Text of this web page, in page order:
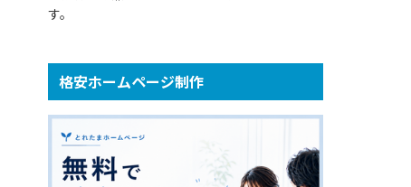
す。
格安ホームページ制作